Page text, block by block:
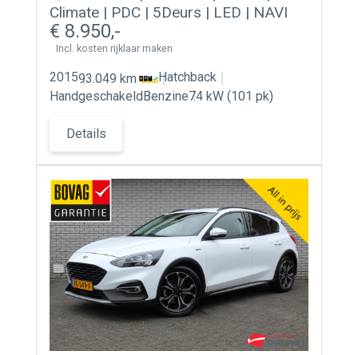
Climate | PDC | 5Deurs | LED | NAVI
8.950
Incl. kosten rijklaar maken
201593.049 km
Hatchback
HandgeschakeldBenzine74 kW (101 pk)
Details